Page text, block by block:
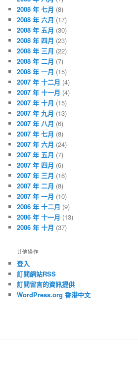
2008 年 七月 (8)
2008 年 六月 (17)
2008 年 五月 (30)
2008 年 四月 (23)
2008 年 三月 (22)
2008 年 二月 (7)
2008 年 一月 (15)
2007 年 十二月 (4)
2007 年 十一月 (4)
2007 年 十月 (15)
2007 年 九月 (13)
2007 年 八月 (6)
2007 年 七月 (8)
2007 年 六月 (24)
2007 年 五月 (7)
2007 年 四月 (6)
2007 年 三月 (16)
2007 年 二月 (8)
2007 年 一月 (10)
2006 年 十二月 (9)
2006 年 十一月 (13)
2006 年 十月 (37)
其他操作
登入
訂閱網站RSS
訂閱留言的資訊提供
WordPress.org 香港中文